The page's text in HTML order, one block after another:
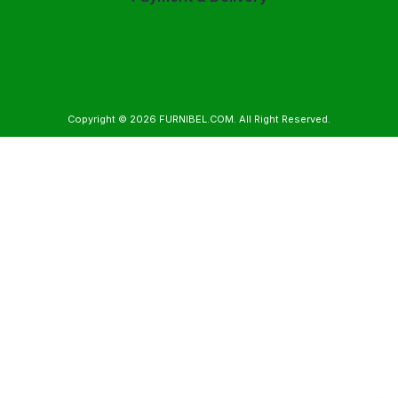
Copyright © 2026 FURNIBEL.COM. All Right Reserved.